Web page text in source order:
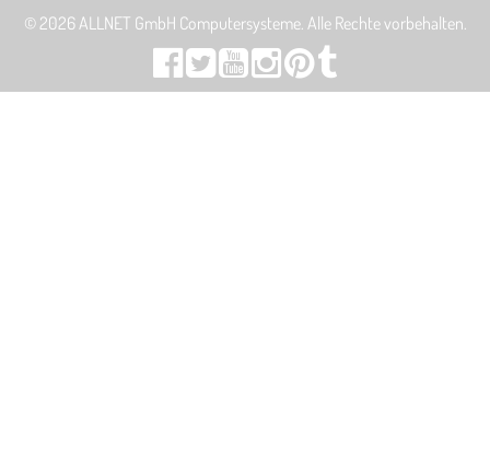
© 2026ALLNET GmbH Computersysteme. Alle Rechte vorbehalten.